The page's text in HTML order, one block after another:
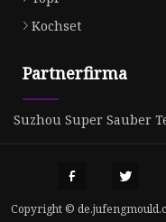
Kochset
Partnerfirma
Suzhou Super Sauber
Copyright ©